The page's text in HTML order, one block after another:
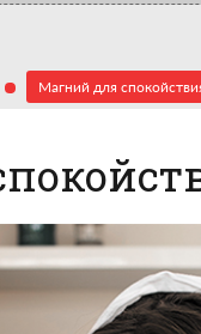
Магний для